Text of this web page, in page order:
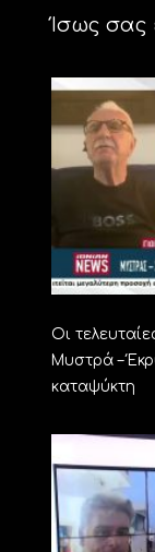
Ίσως σας
Οι
Μυστρά –
καταψύκτη